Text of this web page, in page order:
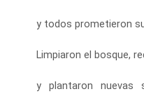
y todos prometieron
Limpiaron el bosque,
y plantaron nuevas